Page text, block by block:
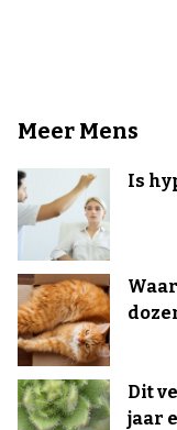
Meer Mens
Is
Dit
jaar